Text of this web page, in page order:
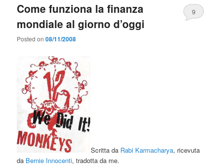
Come funziona la finanza
mondiale al giorno d’oggi
Posted on08/11/2008
9
Scritta da Rabi Karmacharya, ricevuta
da Bernie Innocenti, tradotta da me.